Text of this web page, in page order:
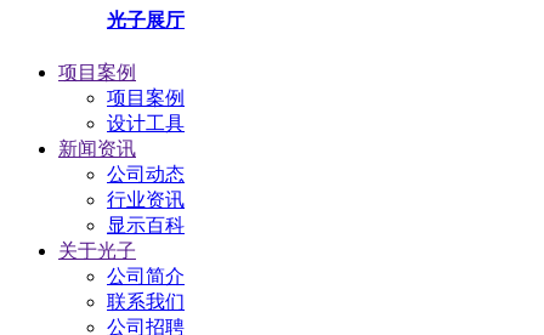
光子展厅
项目案例
项目案例
设计工具
新闻资讯
公司动态
行业资讯
显示百科
关于光子
公司简介
联系我们
公司招聘